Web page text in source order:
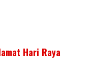
Hari Raya